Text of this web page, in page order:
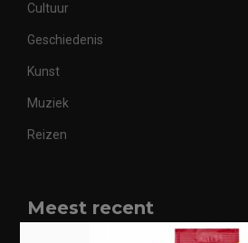
Cultuur
Geschiedenis
Kunst
Muziek
Reizen
Meest recent